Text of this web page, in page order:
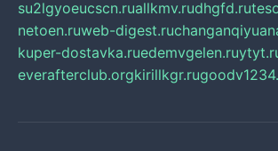
su2lgyoeucscn.ruallkmv.rudhgfd.ru
netoen.ruweb-digest.ru
kuper-dostavka.ruedemvgelen.ru
everafterclub.orgkirillkgr.ru